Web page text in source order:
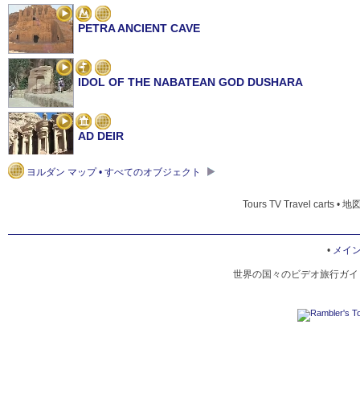
PETRA ANCIENT CAVE
IDOL OF THE NABATEAN GOD DUSHARA
AD DEIR
ヨルダン マップ • すべてのオブジェクト
Tours TV Travel carts • 地
• メイ
世界の国々のビデオ旅行ガ